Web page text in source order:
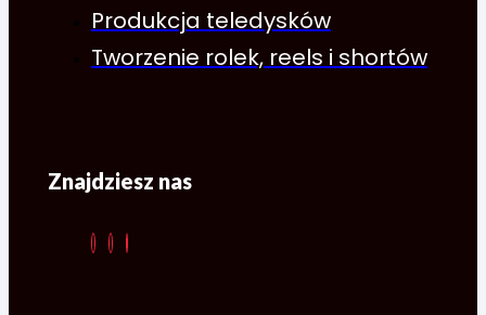
Produkcja teledysków
Tworzenie rolek, reels i shortów
Znajdziesz nas